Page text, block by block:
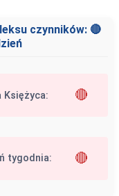
czynników: 🔴
Księżyca: 🔴
tygodnia: 🔴